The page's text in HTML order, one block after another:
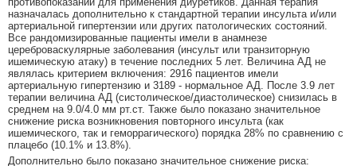
назначалась дополнительно к стандартной терапии инсульта и/или
артериальной гипертензии или других патологических состояний.
Все рандомизированные пациенты имели в анамнезе
цереброваскулярные заболевания (инсульт или транзиторную
ишемическую атаку) в течение последних 5 лет. Величина АД не
являлась критерием включения: 2916 пациентов имели
артериальную гипертензию и 3189 - нормальное АД. После 3.9 лет
терапии величина АД (систолическое/диастолическое) снизилась в
среднем на 9.0/4.0 мм рт.ст. Также было показано значительное
снижение риска возникновения повторного инсульта (как
ишемического, так и геморрагического) порядка 28% по сравнению с
плацебо (10.1% и 13.8%).
Дополнительно было показано значительное снижение риска: